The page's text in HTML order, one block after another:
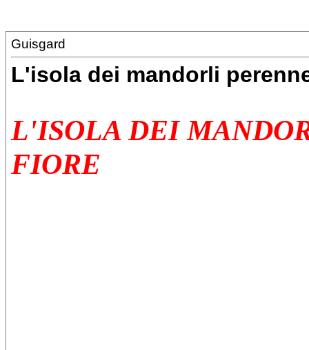
Guisgard
L'isola dei mandorli
L'ISOLA DEI
FIORE